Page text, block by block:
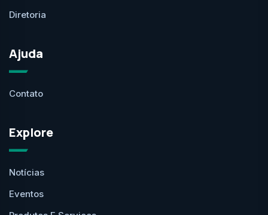
Diretoria
Ajuda
Contato
Explore
Notícias
Eventos